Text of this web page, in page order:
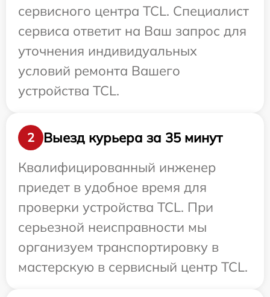
сервисного центра TCL. Специалист
сервиса ответит на Ваш запрос для
уточнения индивидуальных
условий ремонта Вашего
устройства TCL.
2
Выезд курьера за 35 минут
Квалифицированный инженер
приедет в удобное время для
проверки устройства TCL. При
серьезной неисправности мы
организуем транспортировку в
мастерскую в сервисный центр TCL.